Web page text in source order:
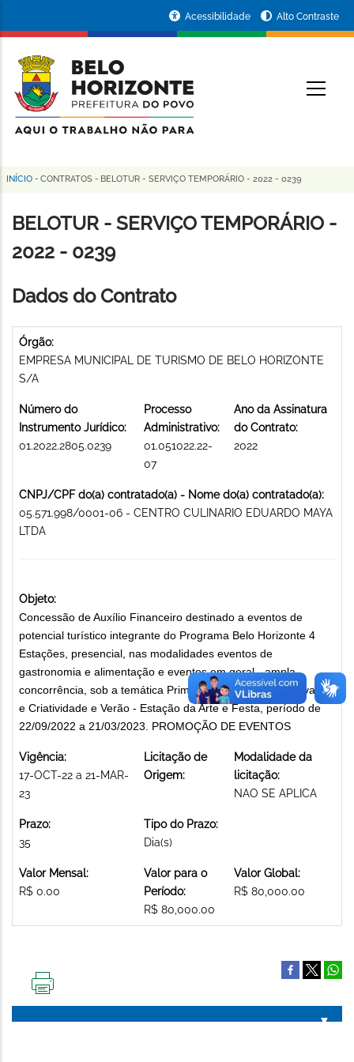
conteúdo
principal
da
Prefeitura
de
Horizonte
Acessibilidade Alto Contraste
Trilha
de
navegação
INÍCIO - CONTRATOS - BELOTUR - SERVIÇO TEMPORÁRIO - 2022 - 0239
BELOTUR - SERVIÇO TEMPORÁRIO -
2022 - 0239
Dados do Contrato
Órgão:
EMPRESA MUNICIPAL DE TURISMO DE BELO HORIZONTE
S/A
Número do
Instrumento Jurídico:
01.2022.2805.0239
Processo
Administrativo:
01.051022.22-
07
Ano da Assinatura
do Contrato:
2022
CNPJ/CPF do(a) contratado(a) - Nome do(a) contratado(a):
05.571.998/0001-06 - CENTRO CULINARIO EDUARDO MAYA
LTDA
Objeto:
Concessão de Auxílio Financeiro destinado a eventos de
potencial turístico integrante do Programa Belo Horizonte 4
Estações, presencial, nas modalidades eventos de
gastronomia e alimentação e eventos em geral - ampla
concorrência, sob a temática Primavera - Estação da Inovação
e Criatividade e Verão - Estação da Arte e Festa, período de
22/09/2022 a 21/03/2023. PROMOÇÃO DE EVENTOS
Vigência:
17-OCT-22 a 21-MAR-
23
Licitação de
Origem:
Modalidade da
licitação:
NAO SE APLICA
Prazo:
35
Tipo do Prazo:
Dia(s)
Valor Mensal:
R$ 0.00
Valor para o
Período:
R$ 80,000.00
Valor Global:
R$ 80,000.00
PÁGINA